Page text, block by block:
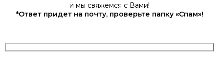
и мы свяжемся с Вами!
*Ответ придет на почту, проверьте папку «Спам»!